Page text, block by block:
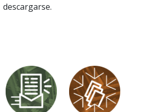
descargarse.